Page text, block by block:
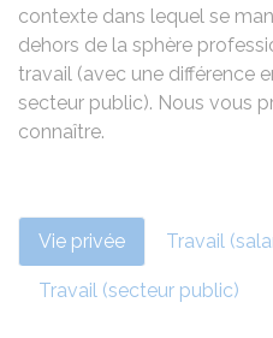
contexte dans lequel se
dehors de la sphère
travail (avec une différence
secteur public). Nous vous
connaître.
Vie privée Travail
Travail (secteur public)